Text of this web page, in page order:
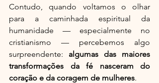
Contudo, quando voltamos o olhar
para a caminhada espiritual da
humanidade — especialmente no
cristianismo — percebemos algo
surpreendente: algumas das maiores
transformações da fé nasceram do
coração e da coragem de mulheres.